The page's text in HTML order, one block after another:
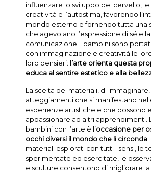
influenzare lo sviluppo del cervello, le
creatività e l’autostima, favorendo
mondo esterno e fornendo tutta una
che agevolano l’espressione di sé e la
comunicazione. I bambini sono
con immaginazione e creatività le
loro pensieri: l’arte orienta questa
educa al sentire estetico e alla
La scelta dei materiali, di
atteggiamenti che si manifestano
esperienze artistiche e che possono
appassionare ad altri apprendimenti.
bambini con l’arte è l’occasione per
occhi diversi il mondo che li circonda.
materiali esplorati con tutti i sensi, le
sperimentate ed esercitate, le
e sculture consentono di migliorare